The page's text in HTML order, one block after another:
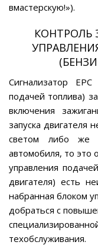
вмастерскую!»).
КОНТРОЛЬ
Сигнализатор ЕРС
подачей топлива)
включения
запуска двигателя
светом либо же
автомобиля, то это
управления
двигателя) есть
набранная блоком
добраться с